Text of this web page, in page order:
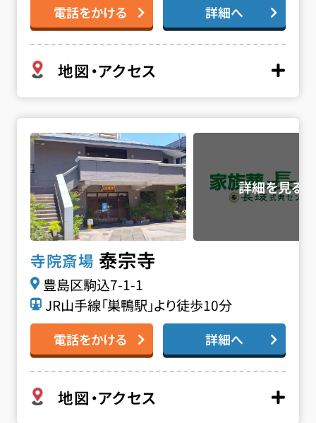
電話をかける 詳細へ
地図・アクセス
寺院斎場 泰宗寺
豊島区駒込7-1-1
JR山手線「巣鴨駅」より徒歩10分
電話をかける 詳細へ
地図・アクセス